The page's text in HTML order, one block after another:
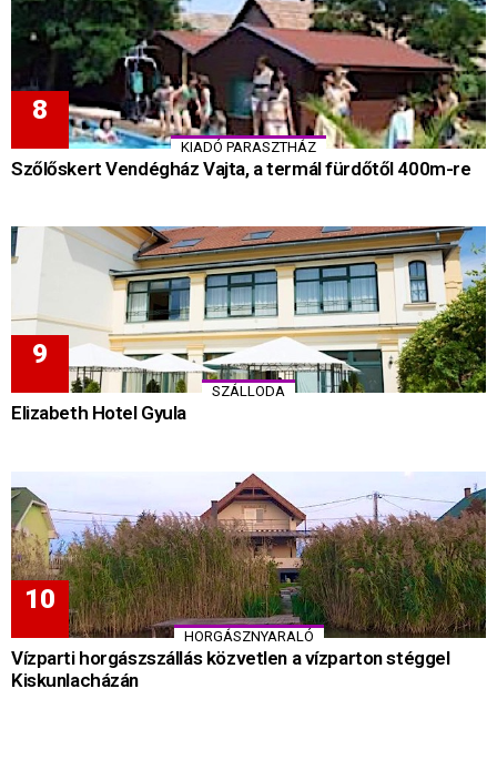
KIADÓ PARASZTHÁZ
Szőlőskert Vendégház Vajta, a termál fürdőtől 400m-re
SZÁLLODA
Elizabeth Hotel Gyula
HORGÁSZNYARALÓ
Vízparti horgászszállás közvetlen a vízparton stéggel
Kiskunlacházán